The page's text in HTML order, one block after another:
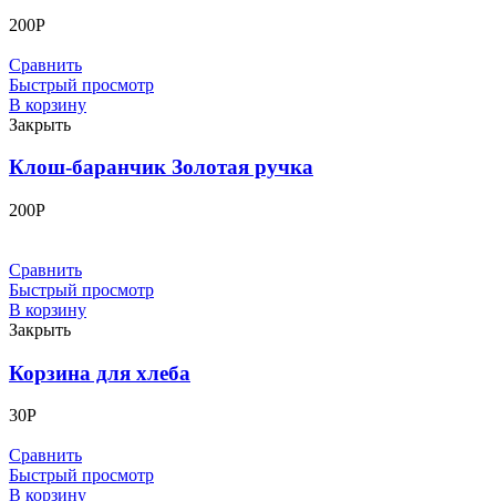
200Р
Сравнить
Быстрый просмотр
В корзину
Закрыть
Клош-баранчик Золотая ручка
200Р
Сравнить
Быстрый просмотр
В корзину
Закрыть
Корзина для хлеба
30Р
Сравнить
Быстрый просмотр
В корзину